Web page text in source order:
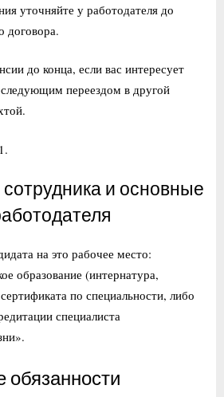
уточняйте у работодателя до
договора.
до конца, если вас интересует
переездом в другой
и основные
на это рабочее место:
образование (интернатура,
по специальности, либо
специалиста